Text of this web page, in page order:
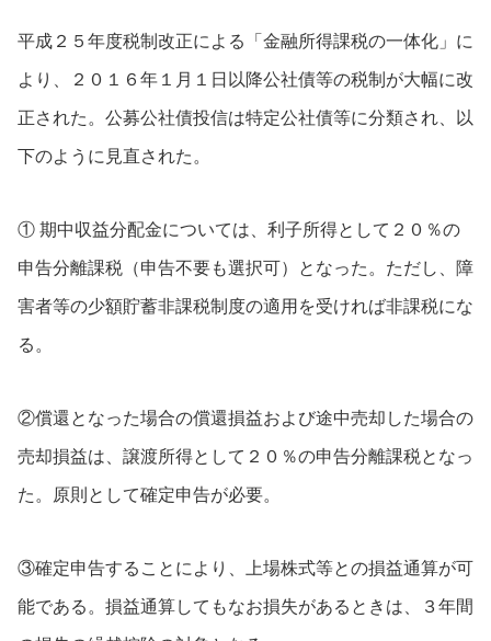
平成２５年度税制改正による「金融所得課税の一体化」に
より、２０１６年１月１日以降公社債等の税制が大幅に改
正された。公募公社債投信は特定公社債等に分類され、以
下のように見直された。
① 期中収益分配金については、利子所得として２０％の
申告分離課税（申告不要も選択可）となった。ただし、障
害者等の少額貯蓄非課税制度の適用を受ければ非課税にな
る。
②償還となった場合の償還損益および途中売却した場合の
売却損益は、譲渡所得として２０％の申告分離課税となっ
た。原則として確定申告が必要。
③確定申告することにより、上場株式等との損益通算が可
能である。損益通算してもなお損失があるときは、３年間